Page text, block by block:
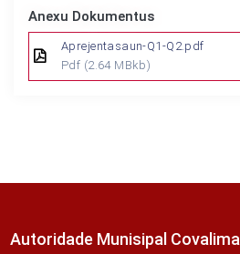
Anexu Dokumentus
Aprejentasaun-Q1-Q2.pdf
Pdf (2.64 MBkb)
Autoridade Munisipal Covalima